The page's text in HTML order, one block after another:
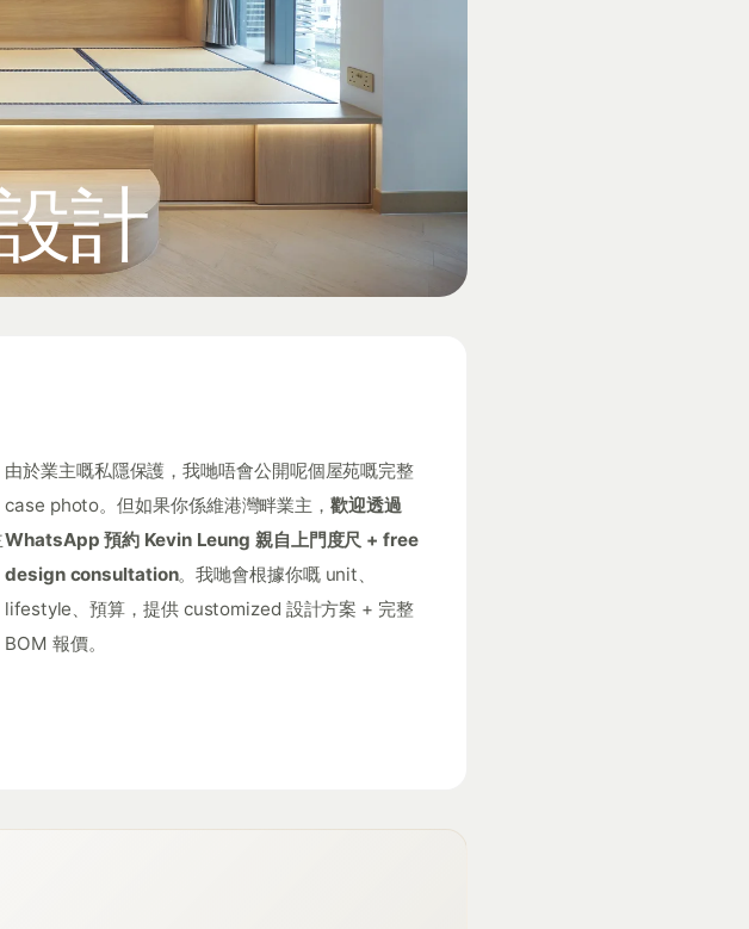
計
由於業主嘅私隱保護，我哋唔會公開呢個屋苑嘅完整
case photo。但如果你係維港灣畔業主，歡迎透過
WhatsApp 預約 Kevin Leung 親自上門度尺 + free
design consultation。我哋會根據你嘅 unit、
lifestyle、預算，提供 customized 設計方案 + 完整
BOM 報價。